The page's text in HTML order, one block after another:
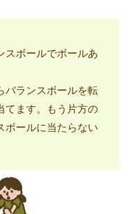
スボールでボールあ
バランスボールを転
てます。もう片方の
ボールに当たらない